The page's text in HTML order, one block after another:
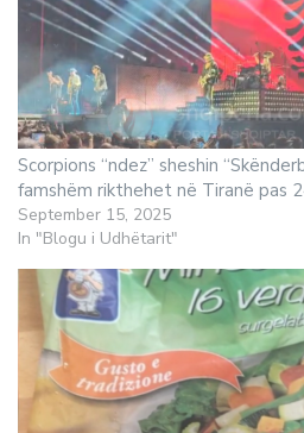
Scorpions “ndez” sheshin
famshëm rikthehet në Tiranë pas
September 15, 2025
In "Blogu i Udhëtarit"